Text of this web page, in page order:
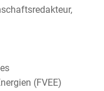
(FVEE)